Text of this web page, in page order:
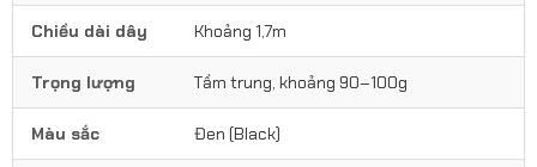
Chiều dài dây Khoảng 1,7m
Trọng lượng Tầm trung, khoảng 90–100g
Màu sắc Đen (Black)